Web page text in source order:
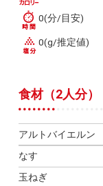
0(分/目安)
0(g/推定値)
食材（2人分）
アルトバイエルン
なす
玉ねぎ